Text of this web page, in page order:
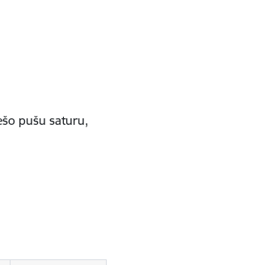
pušu saturu,